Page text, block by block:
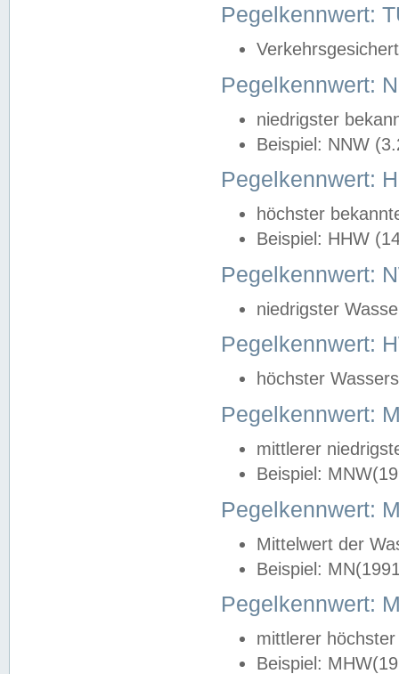
Pegelkennwert:
Pegelkennwert:
niedrigster
Beispiel: NNW
Pegelkennwert:
höchster
Beispiel: HHW
Pegelkennwert:
niedrigster
Pegelkennwert:
höchster
Pegelkennwert:
mittlerer
Beispiel:
Pegelkennwert:
Mittelwert der
Beispiel:
Pegelkennwert:
mittlerer
Beispiel: